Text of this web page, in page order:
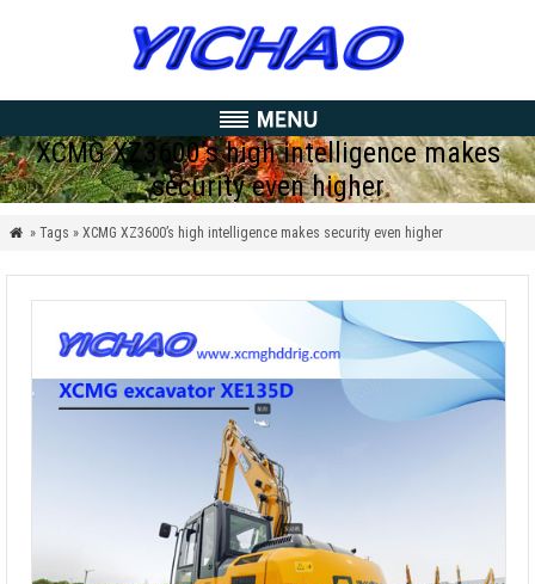
XCMG XZ3600’s high intelligence makes
security even higher
 » Tags » XCMG XZ3600’s high intelligence makes security even higher